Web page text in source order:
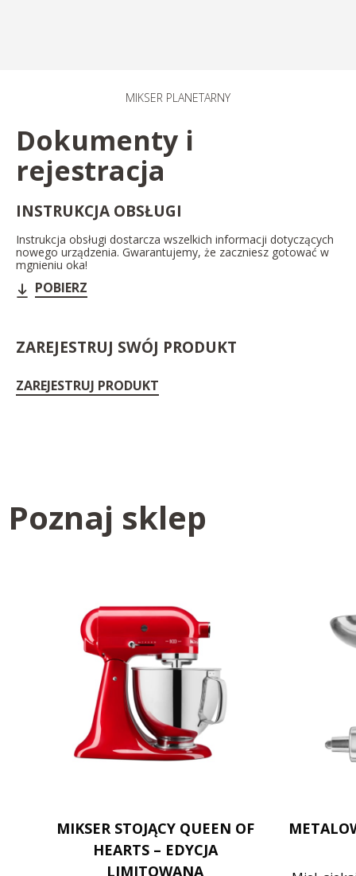
MIKSER PLANETARNY​
Dokumenty i
rejestracja
INSTRUKCJA OBSŁUGI
Instrukcja obsługi dostarcza wszelkich informacji dotyczących
nowego urządzenia. Gwarantujemy, że zaczniesz gotować w
mgnieniu oka!
POBIERZ
ZAREJESTRUJ SWÓJ PRODUKT
ZAREJESTRUJ PRODUKT
Poznaj sklep
MIKSER STOJĄCY QUEEN OF
HEARTS – EDYCJA
LIMITOWANA